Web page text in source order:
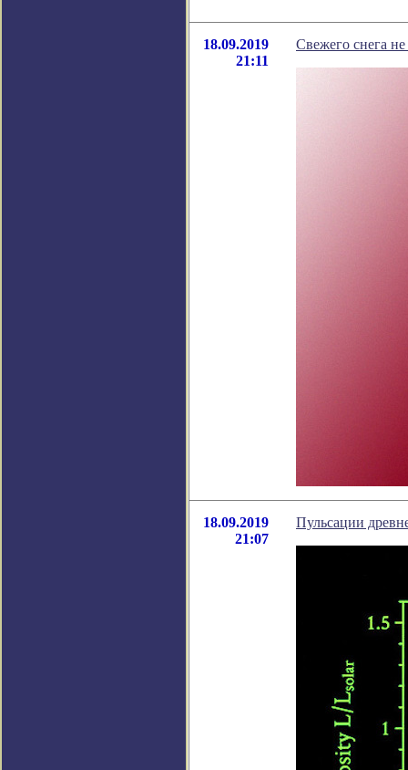
18.09.2019
21:11
Свежего снега
18.09.2019
21:07
Пульсации